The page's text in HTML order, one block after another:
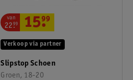
Slipstop Schoen
Groen, 18-20
Verkoop via partner
van
22.
99 15.
99